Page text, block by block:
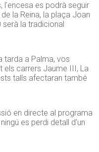
l’encesa es podrà seguir
la Reina, la plaça Joan
la tradicional
tarda a Palma, vos
els carrers Jaume III, La
talls afectaran també
en directe al programa
es perdi detall d’un